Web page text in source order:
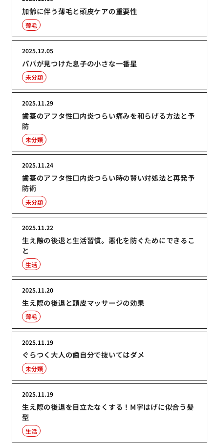
加齢に伴う薄毛と頭皮ケアの重要性
薄毛
パパが見つけた息子の小さな一番星
2025.12.05
未分類
歯茎のアフタ性口内炎つらい痛みを和らげる方法と予
防
2025.11.29
未分類
歯茎のアフタ性口内炎つらい時の賢い対処法と再発予
防術
2025.11.24
未分類
生え際の後退と生活習慣。悪化を防ぐためにできるこ
と
2025.11.22
生活
生え際の後退と頭皮マッサージの効果
2025.11.20
薄毛
ぐらつく大人の歯自分で抜いてはダメ
2025.11.19
未分類
生え際の後退を目立たなくする！M字はげに似合う髪
型
2025.11.19
生活